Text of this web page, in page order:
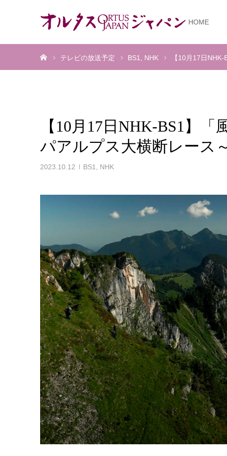
HOME
テレビの放送予定 BS1 NHK 【10月17日
【10月17日NHK-BS1】
パアルプス大横断レース～
2023.10.12 BS1 NHK